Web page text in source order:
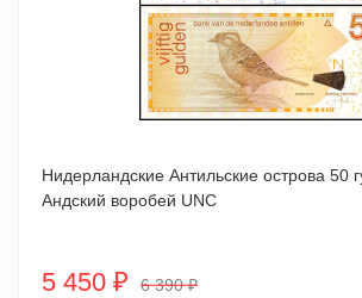
Нидерландские Антильские острова 50
Андский воробей UNC
5 450 ₽ 6 390₽